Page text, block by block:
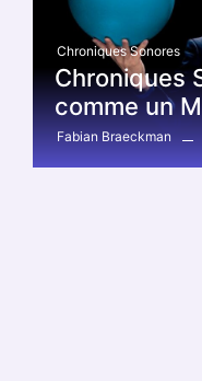
Chroniques Sonores
Chroniques
comme un
Fabian Braeckman